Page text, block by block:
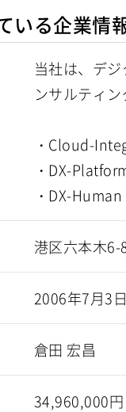
いる企業情
当社は、デ
ンサルティン
・Cloud-
・DX-
・DX-
港区六本木6-
2006年7月3日
倉田 宏昌
34,960,000円